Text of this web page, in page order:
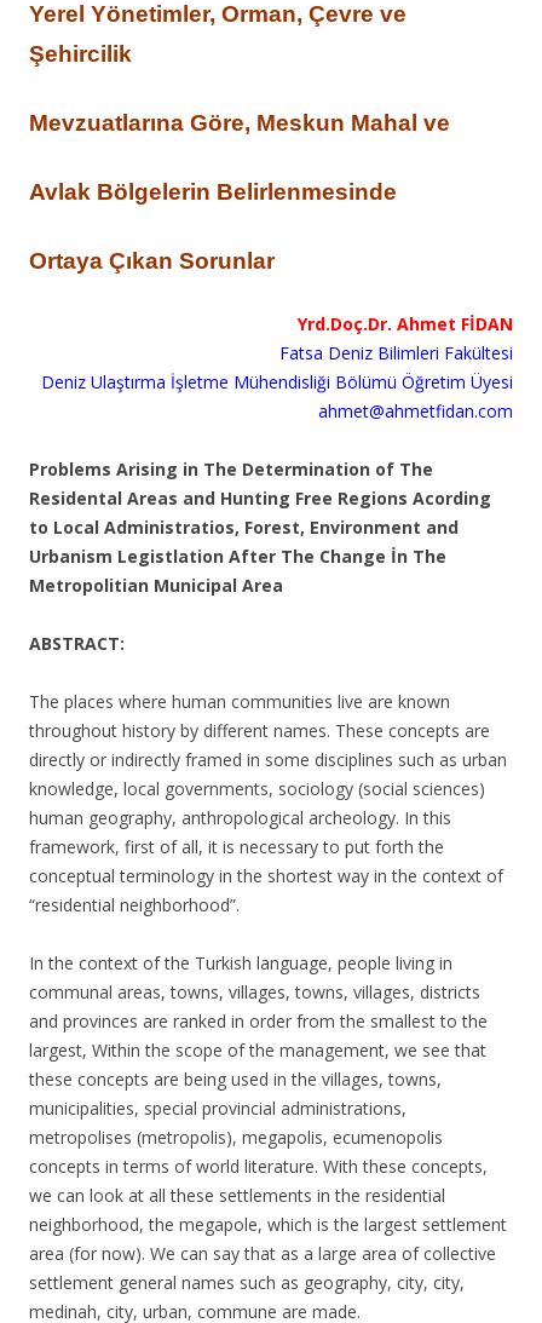
Yerel Yönetimler, Orman, Çevre ve
Şehircilik
Mevzuatlarına Göre, Meskun Mahal ve
Avlak Bölgelerin Belirlenmesinde
Ortaya Çıkan Sorunlar
Yrd.Doç.Dr. Ahmet FİDAN
Fatsa Deniz Bilimleri Fakültesi
Deniz Ulaştırma İşletme Mühendisliği Bölümü Öğretim Üyesi
ahmet@ahmetfidan.com
Problems Arising in The Determination of The
Residental Areas and Hunting Free Regions Acording
to Local Administratios, Forest, Environment and
Urbanism Legistlation After The Change İn The
Metropolitian Municipal Area
ABSTRACT:
The places where human communities live are known
throughout history by different names. These concepts are
directly or indirectly framed in some disciplines such as urban
knowledge, local governments, sociology (social sciences)
human geography, anthropological archeology. In this
framework, first of all, it is necessary to put forth the
conceptual terminology in the shortest way in the context of
“residential neighborhood”.
In the context of the Turkish language, people living in
communal areas, towns, villages, towns, villages, districts
and provinces are ranked in order from the smallest to the
largest, Within the scope of the management, we see that
these concepts are being used in the villages, towns,
municipalities, special provincial administrations,
metropolises (metropolis), megapolis, ecumenopolis
concepts in terms of world literature. With these concepts,
we can look at all these settlements in the residential
neighborhood, the megapole, which is the largest settlement
area (for now). We can say that as a large area of ​​collective
settlement general names such as geography, city, city,
medinah, city, urban, commune are made.